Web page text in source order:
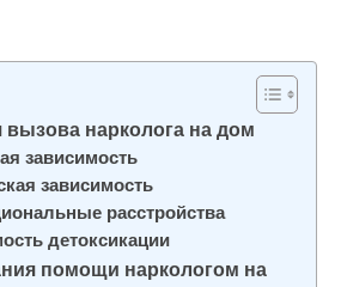
вызова нарколога на дом
зависимость
зависимость
расстройства
детоксикации
помощи наркологом на